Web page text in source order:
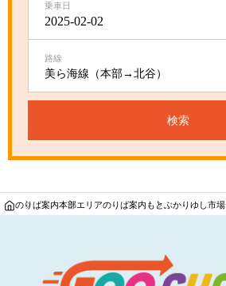
乗車日
路線
検索
のりば案内本部エリアのりば案内 もとぶかりゆし市場